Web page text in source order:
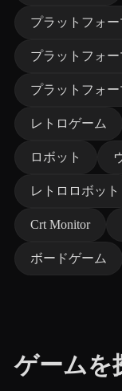
プラットフォ
プラットフォ
プラットフォー
レトロゲーム
ロボット
レトロロボット
Crt Monitor
ボードゲーム
ゲームを